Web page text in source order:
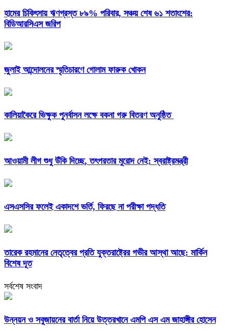
হামের চিকিৎসায় ঋণগ্রস্ত ৮৯% পরিবার, সঞ্চয় শেষ ৬১ শতাংশের:
বিডিআরসিএস জরিপ
জুলাই আন্দোলনের স্মৃতিচারণে গোলাম ফারুক খোকন
কালিয়াকৈরে ভিক্ষুক পুনর্বাসন লক্ষে বকনা গরু বিতরণ অনুষ্ঠিত
আওয়ামী লীগ শুধু উঁকি দিচ্ছে, তৎপরতার মুরোদ নেই: স্বরাষ্ট্রমন্ত্রী
এসএসসির ফলেই একাদশে ভর্তি, ফিরছে না পরীক্ষা পদ্ধতি
তারেক রহমানের নেতৃত্বের প্রতি যুক্তরাষ্ট্রের গভীর আস্থা আছে: মার্কিন
বিশেষ দূত
সর্বশেষ সংবাদ
উন্নয়ন ও সবুজায়নের বার্তা নিয়ে উত্তরখানে এমপি এস এম জাহাঙ্গীর হোসেন